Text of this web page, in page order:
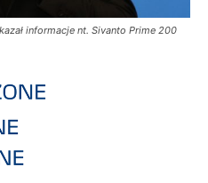
informacje nt. Sivanto Prime 200